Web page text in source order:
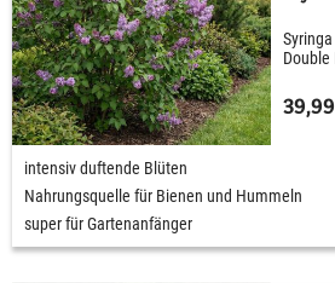
Blue'
Double
intensiv duftende Blüten
Nahrungsquelle für Bienen und Hummeln
super für Gartenanfänger